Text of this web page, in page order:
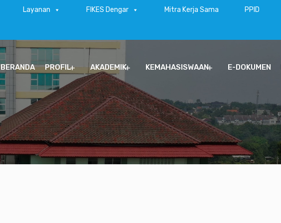
Layanan FIKES Dengar Mitra Kerja Sama PPID
BERANDA PROFIL AKADEMIK KEMAHASISWAAN E-DOKUMEN